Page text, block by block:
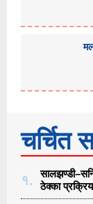
चर्चित
१.
ठेक्का